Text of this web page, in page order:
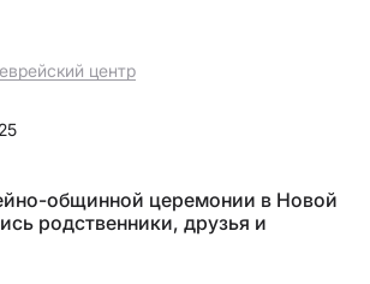
центр
общинной церемонии в Новой
родственники, друзья и